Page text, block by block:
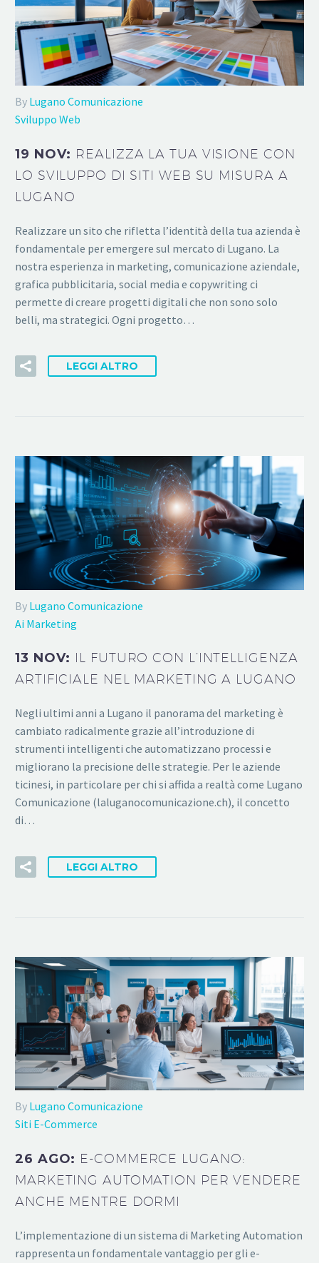
By Lugano Comunicazione
Sviluppo Web
19 NOV: REALIZZA LA TUA VISIONE CON
LO SVILUPPO DI SITI WEB SU MISURA A
LUGANO
Realizzare un sito che rifletta l’identità della tua azienda è
fondamentale per emergere sul mercato di Lugano. La
nostra esperienza in marketing, comunicazione aziendale,
grafica pubblicitaria, social media e copywriting ci
permette di creare progetti digitali che non sono solo
belli, ma strategici. Ogni progetto…
LEGGI ALTRO
By Lugano Comunicazione
Ai Marketing
13 NOV: IL FUTURO CON L’INTELLIGENZA
ARTIFICIALE NEL MARKETING A LUGANO
Negli ultimi anni a Lugano il panorama del marketing è
cambiato radicalmente grazie all’introduzione di
strumenti intelligenti che automatizzano processi e
migliorano la precisione delle strategie. Per le aziende
ticinesi, in particolare per chi si affida a realtà come Lugano
Comunicazione (laluganocomunicazione.ch), il concetto
di…
LEGGI ALTRO
By Lugano Comunicazione
Siti E-Commerce
26 AGO: E-COMMERCE LUGANO:
MARKETING AUTOMATION PER VENDERE
ANCHE MENTRE DORMI
L’implementazione di un sistema di Marketing Automation
rappresenta un fondamentale vantaggio per gli e-